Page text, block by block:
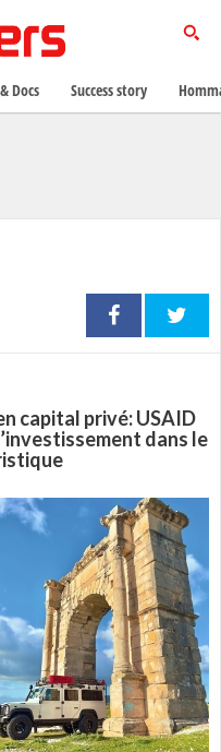
capital privé: USAID
dans le
Docs Success story